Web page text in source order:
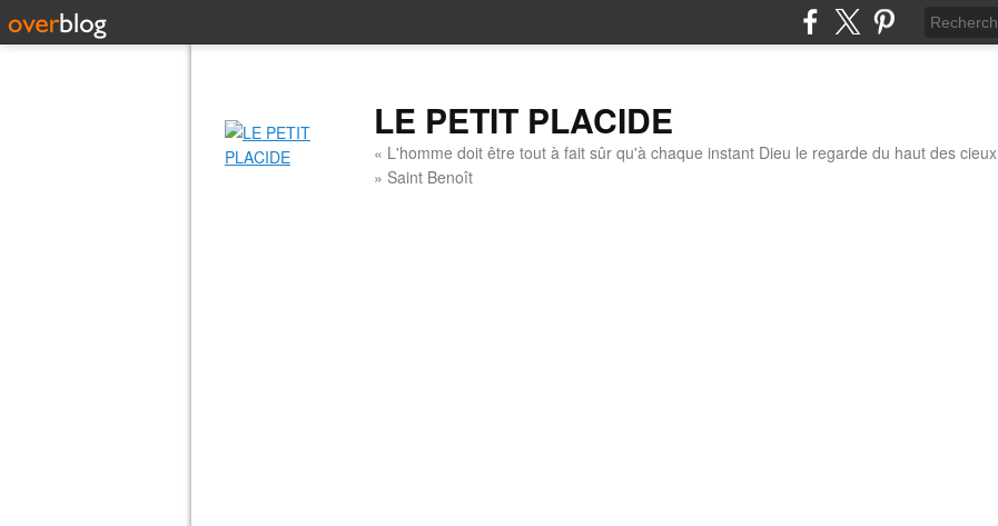
LE PETIT PLACIDE
« L'homme doit être tout à fait sûr qu'à chaque instant Dieu le regarde du haut des cieux
» Saint Benoît